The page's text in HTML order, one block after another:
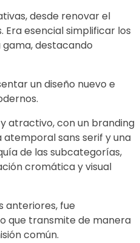
desde renovar el
esencial simplificar los
destacando
un diseño nuevo e
atractivo, con un branding
sans serif y una
de las subcategorías,
cromática y visual
anteriores, fue
que transmite de manera
común.